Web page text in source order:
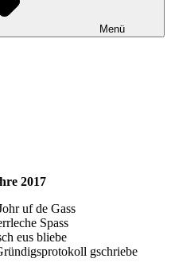
Menü
2017
uf de Gass
Spass
eus bliebe
gschriebe